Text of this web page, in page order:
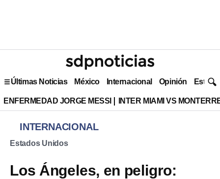
Últimas Noticias México Internacional Opinión Estilo
ENFERMEDAD JORGE MESSI INTER MIAMI VS
INTERNACIONAL
Estados Unidos
Los Ángeles, en peligro: